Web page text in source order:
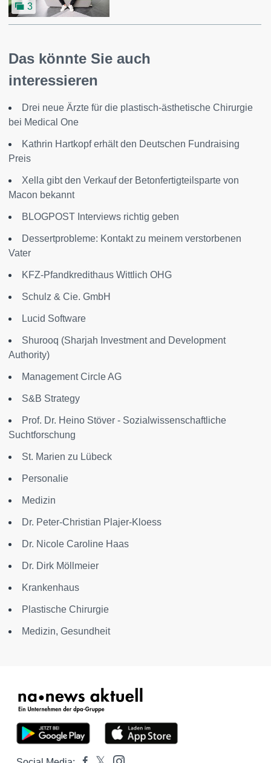
3
Das könnte Sie auch
interessieren
Drei neue Ärzte für die plastisch-ästhetische Chirurgie
bei Medical One
Kathrin Hartkopf erhält den Deutschen Fundraising
Preis
Xella gibt den Verkauf der Betonfertigteilsparte von
Macon bekannt
BLOGPOST Interviews richtig geben
Dessertprobleme: Kontakt zu meinem verstorbenen
Vater
KFZ-Pfandkredithaus Wittlich OHG
Schulz & Cie. GmbH
Lucid Software
Shurooq (Sharjah Investment and Development
Authority)
Management Circle AG
S&B Strategy
Prof. Dr. Heino Stöver - Sozialwissenschaftliche
Suchtforschung
St. Marien zu Lübeck
Personalie
Medizin
Dr. Peter-Christian Plajer-Kloess
Dr. Nicole Caroline Haas
Dr. Dirk Möllmeier
Krankenhaus
Plastische Chirurgie
Medizin, Gesundheit